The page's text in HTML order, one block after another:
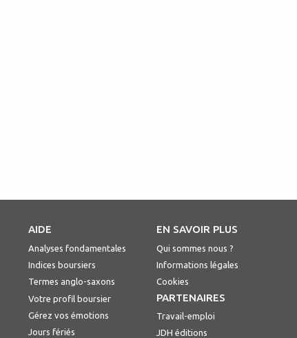
AIDE
Analyses fondamentales
Indices boursiers
Termes anglo-saxons
Votre profil boursier
Gérez vos émotions
Jours fériés
EN SAVOIR PLUS
Qui sommes nous ?
Informations légales
Cookies
PARTENAIRES
Travail-emploi
JDH éditions